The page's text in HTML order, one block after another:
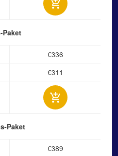
Paket
€336
€311
Paket
€389